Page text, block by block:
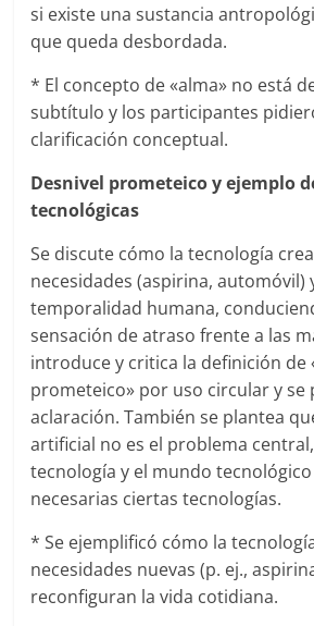
si existe una sustancia
que queda desbordada.
* El concepto de «alma» no está
subtítulo y los participantes
clarificación conceptual.
Desnivel prometeico y ejemplo
tecnológicas
Se discute cómo la tecnología
necesidades (aspirina, automóvil)
temporalidad humana,
sensación de atraso frente a las
introduce y critica la definición de
prometeico» por uso circular y se
aclaración. También se plantea
artificial no es el problema
tecnología y el mundo
necesarias ciertas tecnologías.
* Se ejemplificó cómo la
necesidades nuevas (p. ej.,
reconfiguran la vida cotidiana.